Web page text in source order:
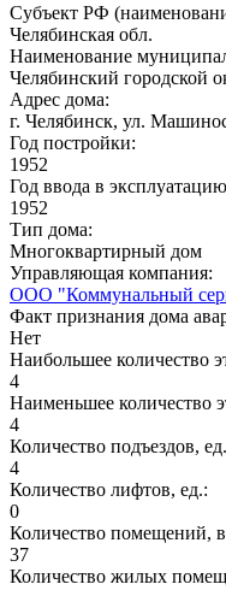
Субъект РФ
Челябинская обл.
Наименование
Челябинский городской
Адрес дома:
г. Челябинск, ул.
Год постройки:
1952
Год ввода в
1952
Тип дома:
Многоквартирный дом
Управляющая компания:
ООО "Коммунальный
Факт признания дома
Нет
Наибольшее количество
4
Наименьшее количество
4
Количество подъездов,
4
Количество лифтов, ед.:
0
Количество помещений,
37
Количество жилых